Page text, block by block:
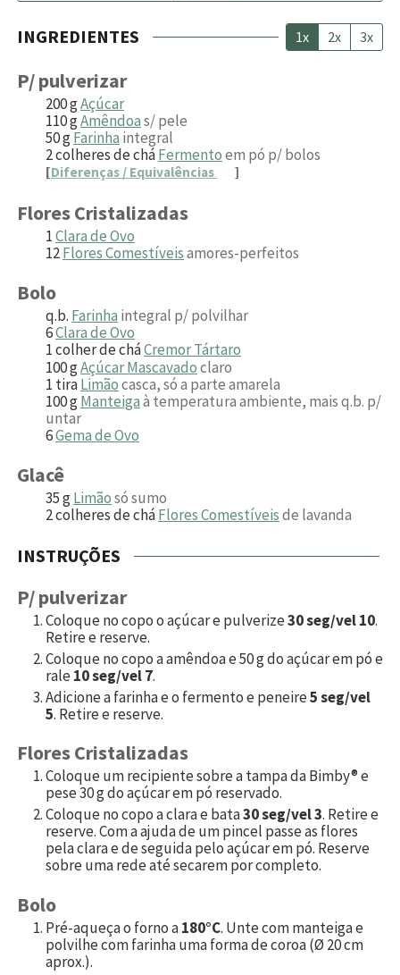
INGREDIENTES 1x 2x 3x
P/ pulverizar
200gAçúcar
110gAmêndoas/ pele
50gFarinha integral
2colheres de cháFermentoem pó p/ bolos
[Diferenças / Equivalências ]
Flores Cristalizadas
1Clara de Ovo
12Flores Comestíveisamores-perfeitos
Bolo
q.b. Farinha integral p/ polvilhar
6Clara de Ovo
1colher de cháCremor Tártaro
100gAçúcar Mascavadoclaro
1 tiraLimãocasca, só a parte amarela
100gManteigaà temperatura ambiente, mais q.b. p/
untar
6Gema de Ovo
Glacê
35gLimãosó sumo
2colheres de cháFlores Comestíveisde lavanda
INSTRUÇÕES
P/ pulverizar
Coloque no copo o açúcar e pulverize30 seg/vel 10.
Retire e reserve.
Coloque no copo a amêndoa e50g do açúcar em pó e
rale10 seg/vel 7.
Adicione a farinha e o fermento e peneire5 seg/vel
5. Retire e reserve.
Flores Cristalizadas
Coloque um recipiente sobre a tampa da Bimby® e
pese30g do açúcar em pó reservado.
Coloque no copo a clara e bata30 seg/vel 3. Retire e
reserve. Com a ajuda de um pincel passe as flores
pela clara e de seguida pelo açúcar em pó. Reserve
sobre uma rede até secarem por completo.
Bolo
Pré-aqueça o forno a180°C. Unte com manteiga e
polvilhe com farinha uma forma de coroa (Ø 20 cm
aprox.).